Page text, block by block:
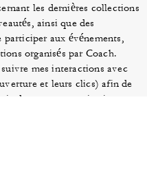
les dernières collections
ainsi que des
aux événements,
organisés par Coach.
mes interactions avec
et leurs clics) afin de
de nos communications,